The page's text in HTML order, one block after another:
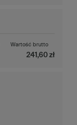
Wartość brutto
241,60 zł